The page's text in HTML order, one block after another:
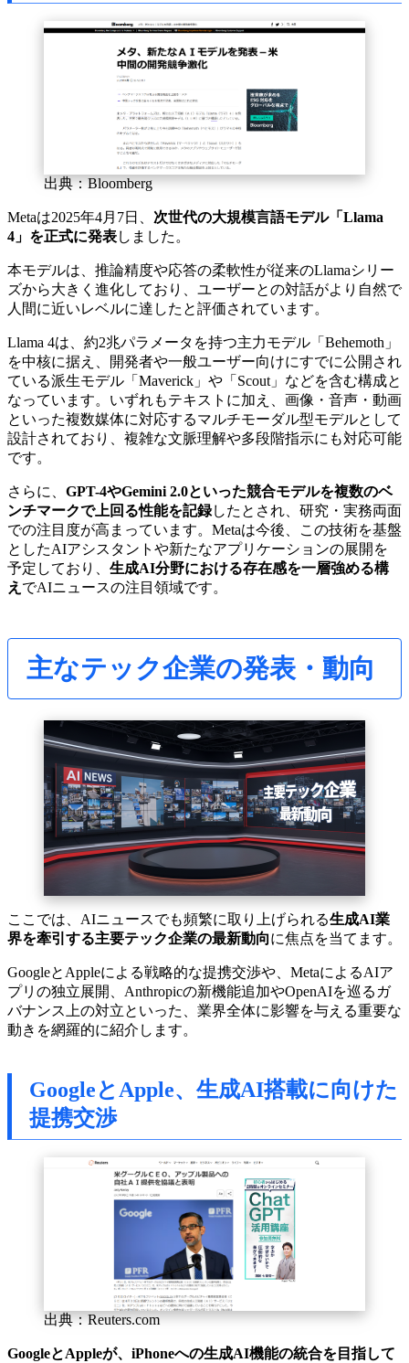
出典：Bloomberg
Metaは2025年4月7日、 次世代の大規模言語モデル「Llama
4」を正式に発表しました。
本モデルは、推論精度や応答の柔軟性が従来のLlamaシリー
ズから大きく進化しており、ユーザーとの対話がより自然で
人間に近いレベルに達したと評価されています。
Llama 4は、約2兆パラメータを持つ主力モデル「Behemoth」
を中核に据え、開発者や一般ユーザー向けにすでに公開され
ている派生モデル「Maverick」や「Scout」などを含む構成と
なっています。いずれもテキストに加え、画像・音声・動画
といった複数媒体に対応するマルチモーダル型モデルとして
設計されており、複雑な文脈理解や多段階指示にも対応可能
です。
さらに、 GPT-4やGemini 2.0といった競合モデルを複数のベ
ンチマークで上回る性能を記録したとされ、研究・実務両面
での注目度が高まっています。Metaは今後、この技術を基盤
としたAIアシスタントや新たなアプリケーションの展開を
予定しており、 生成AI分野における存在感を一層強める構
え でAIニュースの注目領域です。
主なテック企業の発表・動向
ここでは、AIニュースでも頻繁に取り上げられる生成AI業
界を牽引する主要テック企業の最新動向に焦点を当てます。
GoogleとAppleによる戦略的な提携交渉や、MetaによるAIア
プリの独立展開、Anthropicの新機能追加やOpenAIを巡るガ
バナンス上の対立といった、業界全体に影響を与える重要な
動きを網羅的に紹介します。
GoogleとApple、生成AI搭載に向けた
提携交渉
出典：Reuters.com
GoogleとAppleが、iPhoneへの生成AI機能の統合を目指して